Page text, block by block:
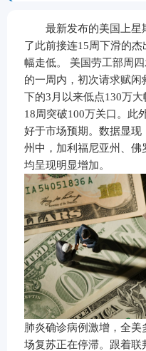
最新发布的美国上星
了此前接连15周下滑的
幅走低。 美国劳工部周
的一周内，初次请求赋闲
下的3月以来低点130万
18周突破100万关口。此
好于市场预期。数据显现
州中，加利福尼亚州、
均呈现明显增加。
肺炎确诊病例激增，全
场复苏正在停滞。跟着